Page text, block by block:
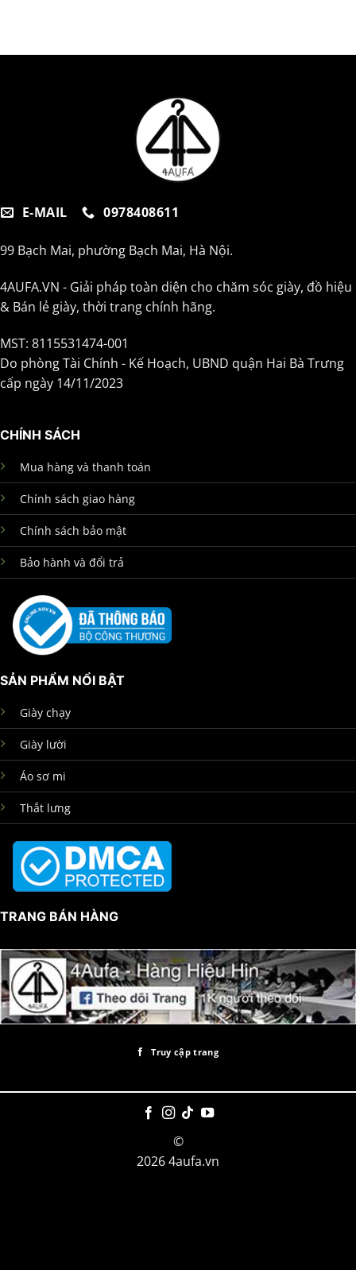
E-MAIL 0978408611
99 Bạch Mai, phường Bạch Mai, Hà Nội.
4AUFA.VN - Giải pháp toàn diện cho chăm sóc giày, đồ hiệu
& Bán lẻ giày, thời trang chính hãng.
MST: 8115531474-001
Do phòng Tài Chính - Kế Hoạch, UBND quận Hai Bà Trưng
cấp ngày 14/11/2023
CHÍNH SÁCH
Mua hàng và thanh toán
Chính sách giao hàng
Chính sách bảo mật
Bảo hành và đổi trả
SẢN PHẨM NỔI BẬT
Giày chạy
Giày lười
Áo sơ mi
Thắt lưng
TRANG BÁN HÀNG
Truy cập trang
©
2026 4aufa.vn